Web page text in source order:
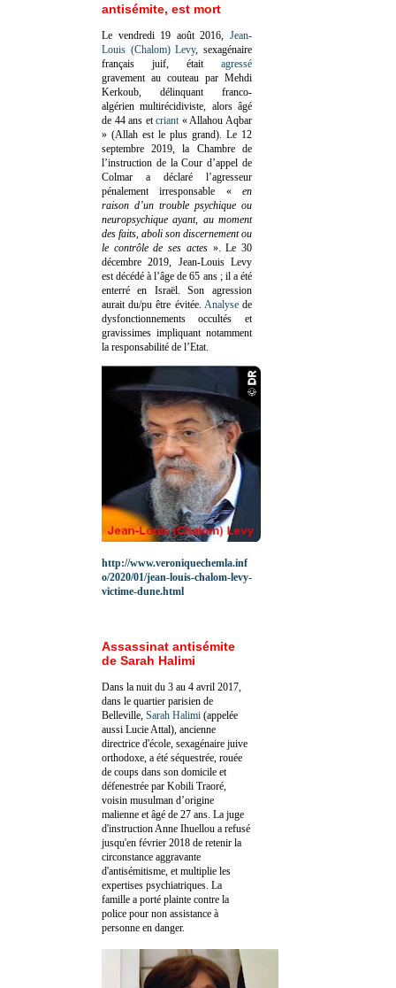
antisémite, est mort
Le vendredi 19 août 2016, Jean-
Louis (Chalom) Levy, sexagénaire
français juif, était agressé
gravement au couteau par Mehdi
Kerkoub, délinquant franco-
algérien multirécidiviste, alors âgé
de 44 ans etcriant « Allahou Aqbar
» (Allah est le plus grand). Le 12
septembre 2019, la Chambre de
l’instruction de la Cour d’appel de
Colmar a déclaré l’agresseur
pénalement irresponsable «en
raison d’un trouble psychique ou
neuropsychique ayant, au moment
des faits, aboli son discernement ou
le contrôle de ses actes». Le 30
décembre 2019, Jean-Louis Levy
est décédé à l’âge de 65 ans ; il a été
enterré en Israël. Son agression
aurait du/pu être évitée. Analysede
dysfonctionnements occultés et
gravissimes impliquant notamment
la responsabilité de l’Etat.
http://www.veroniquechemla.inf
o/2020/01/jean-louis-chalom-levy-
victime-dune.html
Assassinat antisémite
de Sarah Halimi
Dans la nuit du 3 au 4 avril 2017,
dans le quartier parisien de
Belleville, Sarah Halimi (appelée
aussi Lucie Attal), ancienne
directrice d'école, sexagénaire juive
orthodoxe, a été séquestrée, rouée
de coups dans son domicile et
défenestrée par Kobili Traoré,
voisin musulman d’origine
malienne et âgé de 27 ans. La juge
d'instruction Anne Ihuellou a refusé
jusqu'en février 2018 de retenir la
circonstance aggravante
d'antisémitisme, et multiplie les
expertises psychiatriques. La
famille a porté plainte contre la
police pour non assistance à
personne en danger.